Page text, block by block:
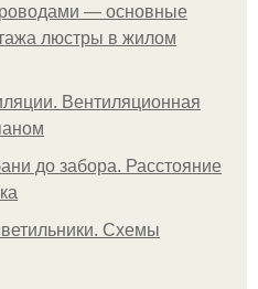
— основные
люстры в жилом
Вентиляционная
до забора. Расстояние
Схемы